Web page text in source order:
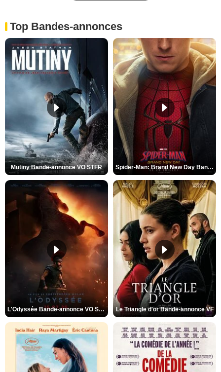
Top Bandes-annonces
Mutiny Bande-annonce VO STFR Spider-Man: Brand New Day Bande-annonce VO STFR
L'Odyssée Bande-annonce VO STFR Le Triangle d'or Bande-annonce VF